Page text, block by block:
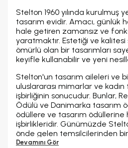
Stelton 1960 yılında kurulmuş
tasarım evidir. Amacı, günlük
hale getiren zamansız ve
yaratmaktır. Estetiği ve
ömürlü olan bir tasarımları
keyifle kullanabilir ve yeni
Stelton'un tasarım aileleri ve
uluslararası mimarlar ve kadın
işbirliğinin sonucudur. Bunlar,
Ödülü ve Danimarka tasarım
ödüllere ve tasarım
işbirlikleridir. Günümüzde
önde gelen temsilcilerinden
Stelton ürünleri, hem işlevsel
Devamını Gör